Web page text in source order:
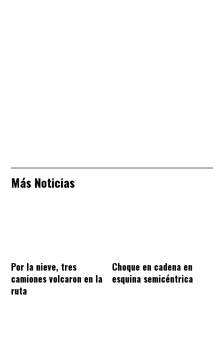
Más Noticias
Por la nieve, tres
camiones volcaron en la
ruta
Choque en cadena en
esquina semicéntrica